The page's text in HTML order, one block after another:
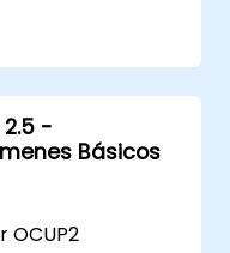
2.5 -
Básicos
OCUP2